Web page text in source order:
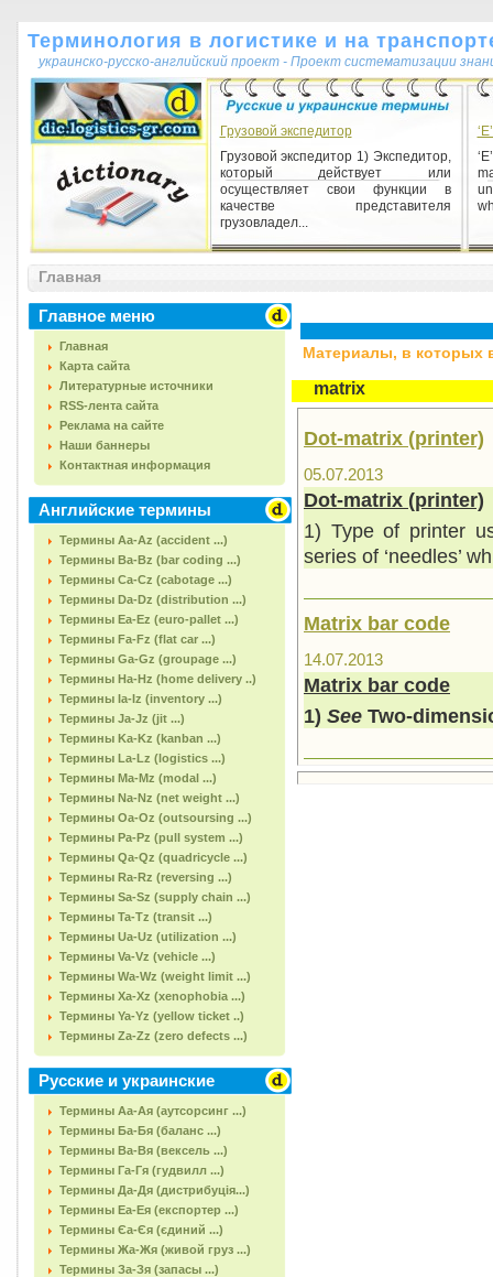
Терминология в логистике и на
украинско-русско-английский проект - Проект систематизации
Грузовой экспедитор
Грузовой экспедитор 1) Экспедитор,
который действует или
осуществляет свои функции в
качестве представителя
грузовладел...
Главная
Главное меню
Главная
Карта сайта
Литературные источники
RSS-лента сайта
Реклама на сайте
Наши баннеры
Контактная информация
Английские термины
Термины Aa-Az (accident ...)
Термины Ba-Bz (bar coding ...)
Термины Ca-Cz (cabotage ...)
Термины Da-Dz (distribution ...)
Термины Ea-Ez (euro-pallet ...)
Термины Fa-Fz (flat car ...)
Термины Ga-Gz (groupage ...)
Термины Ha-Hz (home delivery ..)
Термины Ia-Iz (inventory ...)
Термины Ja-Jz (jit ...)
Термины Ka-Kz (kanban ...)
Термины La-Lz (logistics ...)
Термины Ma-Mz (modal ...)
Термины Na-Nz (net weight ...)
Термины Oa-Oz (outsoursing ...)
Термины Pa-Pz (pull system ...)
Термины Qa-Qz (quadricycle ...)
Термины Ra-Rz (reversing ...)
Термины Sa-Sz (supply chain ...)
Термины Ta-Tz (transit ...)
Термины Ua-Uz (utilization ...)
Термины Va-Vz (vehicle ...)
Термины Wa-Wz (weight limit ...)
Термины Xa-Xz (xenophobia ...)
Термины Ya-Yz (yellow ticket ..)
Термины Za-Zz (zero defects ...)
Русские и украинские
Термины Аа-Ая (аутсорсинг ...)
Термины Ба-Бя (баланс ...)
Термины Ва-Вя (вексель ...)
Термины Га-Гя (гудвилл ...)
Термины Да-Дя (дистрибуція...)
Термины Еа-Ея (експортер ...)
Термины Єа-Єя (єдиний ...)
Термины Жа-Жя (живой груз ...)
Термины За-Зя (запасы ...)
Материалы, в которых
matrix
Dot-matrix (printer)
05.07.2013
Dot-matrix (printer)
1) Type of printer
series of ‘needles’
Matrix bar code
14.07.2013
Matrix bar code
1) See Two-